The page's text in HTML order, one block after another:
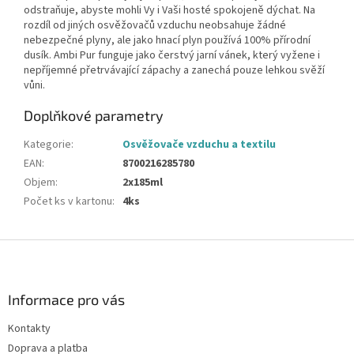
odstraňuje, abyste mohli Vy i Vaši hosté spokojeně dýchat. Na
rozdíl od jiných osvěžovačů vzduchu neobsahuje žádné
nebezpečné plyny, ale jako hnací plyn používá 100% přírodní
dusík. Ambi Pur funguje jako čerstvý jarní vánek, který vyžene i
nepříjemné přetrvávající zápachy a zanechá pouze lehkou svěží
vůni.
Doplňkové parametry
Kategorie:
Osvěžovače vzduchu a textilu
EAN:
8700216285780
Objem:
2x185ml
Počet ks v kartonu: 4ks
Informace pro vás
Kontakty
Doprava a platba